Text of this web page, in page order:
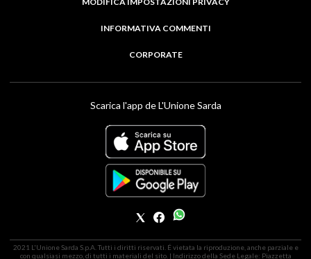
INFORMATIVA COMMENTI
CORPORATE
Scarica l'app de L'Unione Sarda
2021 L'Unione Sarda S.p.A. Tutti i diritti riservati. É vietata la riproduzione, anche parziale e
con qualsiasi mezzo, di tutti i materiali del sito. | Indirizzo della Sede Legale: Piazzetta